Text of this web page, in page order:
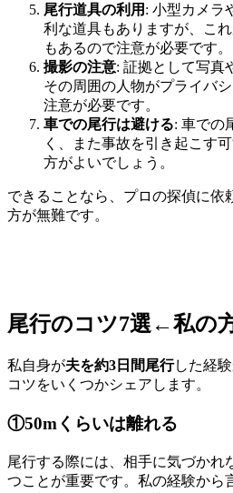
尾行道具の利用 : 小型カメラ
利な道具もありますが、こ
もあるので注意が必要です。
撮影の注意: 証拠として写真
その周囲の人物がプライバ
注意が必要です。
車での尾行は避ける: 車での
く、また事故を引き起こす
方がよいでしょう。
できることなら、プロの探偵に依
方が無難です。
尾行のコツ7選←私の
私自身が夫を約3日間尾行した経
コツをいくつかシェアします。
①50mくらいは離れる
尾行する際には、相手に気づかれ
つことが重要です。私の経験から